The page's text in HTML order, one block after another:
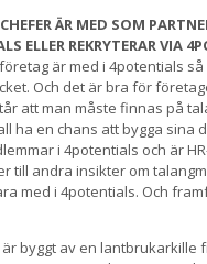
ÄR MED SOM
ELLER REKRYTERAR VIA
är med i 4potentials
Och det är bra för
att man måste finnas på
ha en chans att bygga sina
i 4potentials och är
till andra insikter om
med i 4potentials. Och
byggt av en lantbrukarkille